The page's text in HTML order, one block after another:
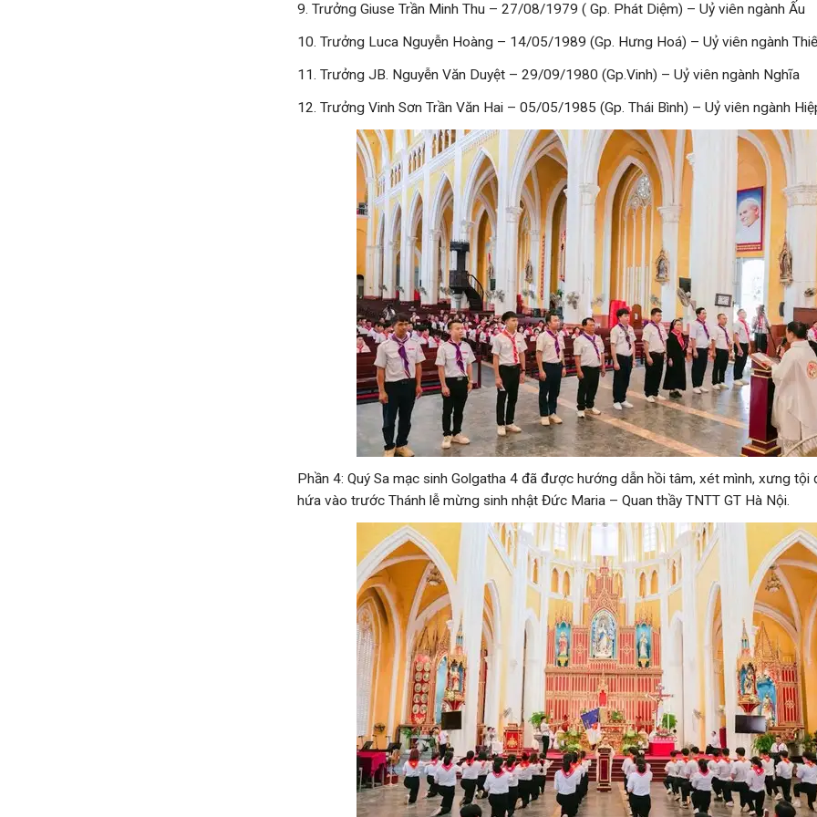
9. Trưởng Giuse Trần Minh Thu – 27/08/1979 ( Gp. Phát Diệm) – Uỷ viên ngành Ấu
10. Trưởng Luca Nguyễn Hoàng – 14/05/1989 (Gp. Hưng Hoá) – Uỷ viên ngành
11. Trưởng JB. Nguyễn Văn Duyệt – 29/09/1980 (Gp.Vinh) – Uỷ viên ngành Nghĩa
12. Trưởng Vinh Sơn Trần Văn Hai – 05/05/1985 (Gp. Thái Bình) – Uỷ viên ngành
Phần 4: Quý Sa mạc sinh Golgatha 4 đã được hướng dẫn hồi tâm, xét mình, xưng tội
hứa vào trước Thánh lễ mừng sinh nhật Đức Maria – Quan thầy TNTT GT Hà Nội.